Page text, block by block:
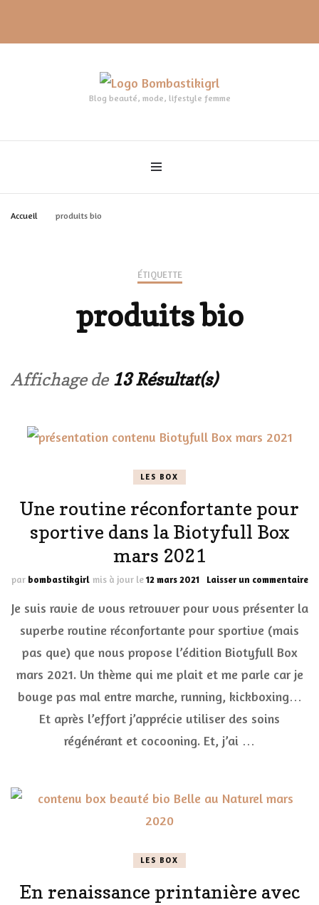
Blog beauté, mode, lifestyle femme
Accueil produits bio
ÉTIQUETTE
produits bio
Affichage de 13 Résultat(s)
LES BOX
Une routine réconfortante pour
sportive dans la Biotyfull Box
mars 2021
par bombastikgirl mis à jour le12 mars 2021 Laisser un commentaire
Je suis ravie de vous retrouver pour vous présenter la
superbe routine réconfortante pour sportive (mais
pas que) que nous propose l’édition Biotyfull Box
mars 2021. Un thème qui me plait et me parle car je
bouge pas mal entre marche, running, kickboxing…
Et après l’effort j’apprécie utiliser des soins
régénérant et cocooning. Et, j’ai …
LES BOX
En renaissance printanière avec